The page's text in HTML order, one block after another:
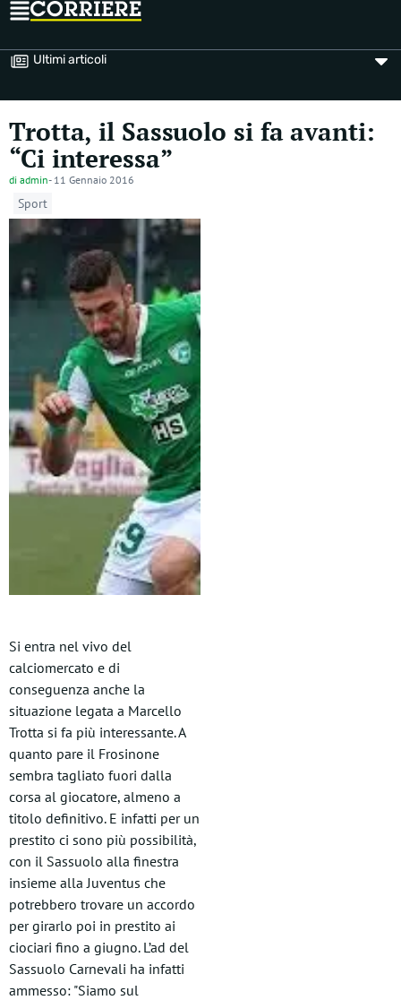
Ultimi articoli
Trotta, il Sassuolo si fa avanti:
“Ci interessa”
di admin- 11 Gennaio 2016
Sport
Si entra nel vivo del
calciomercato e di
conseguenza anche la
situazione legata a Marcello
Trotta si fa più interessante. A
quanto pare il Frosinone
sembra tagliato fuori dalla
corsa al giocatore, almeno a
titolo definitivo. E infatti per un
prestito ci sono più possibilità,
con il Sassuolo alla finestra
insieme alla Juventus che
potrebbero trovare un accordo
per girarlo poi in prestito ai
ciociari fino a giugno. L’ad del
Sassuolo Carnevali ha infatti
ammesso: "Siamo sul